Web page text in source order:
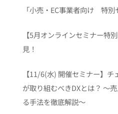
「小売・EC事業者向け 特別
【5月オンラインセミナー特
見！
【11/6(水) 開催セミナー】
が取り組むべきDXとは？ 〜
る手法を徹底解説〜